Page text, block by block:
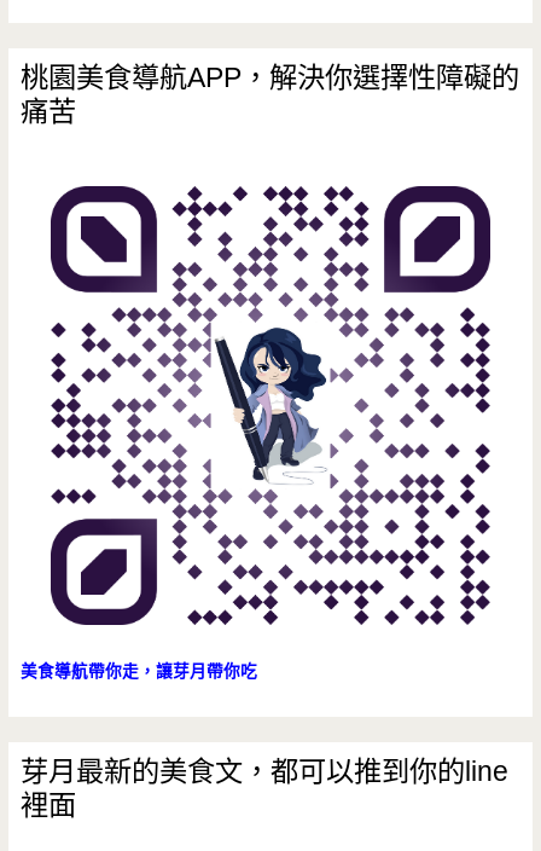
桃園美食導航APP，解決你選擇性障礙的
痛苦
美食導航帶你走，讓芽月帶你吃
芽月最新的美食文，都可以推到你的line
裡面